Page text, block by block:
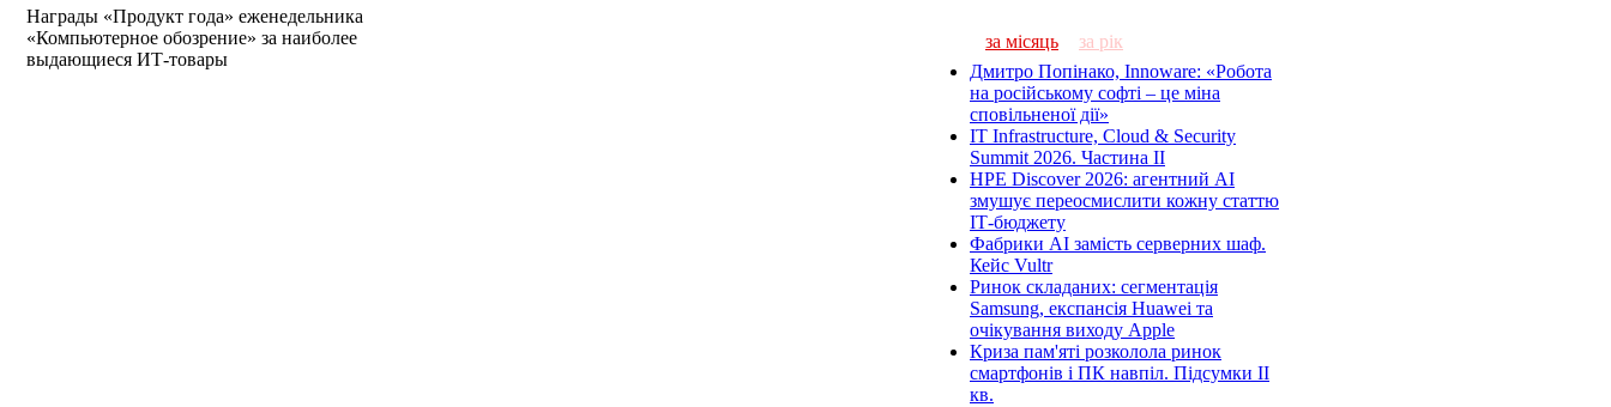
Награды «Продукт года» еженедельника
«Компьютерное обозрение» за наиболее
выдающиеся ИТ-товары
за місяць
за рік
Дмитро Попінако, Innoware: «Робота
на російському софті – це міна
сповільненої дії»
IT Infrastructure, Cloud & Security
Summit 2026. Частина ІІ
HPE Discover 2026: агентний AI
змушує переосмислити кожну статтю
ІТ-бюджету
Фабрики AI замість серверних шаф.
Кейс Vultr
Ринок складаних: сегментація
Samsung, експансія Huawei та
очікування виходу Apple
Криза пам'яті розколола ринок
смартфонів і ПК навпіл. Підсумки ІІ
кв.